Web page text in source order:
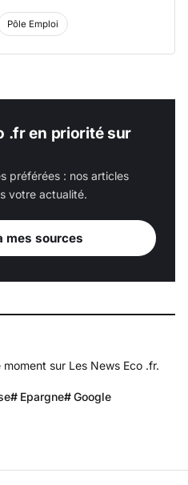
Pôle Emploi
.fr en priorité sur
préférées : nos articles
votre actualité.
mes sources
sur Les News Eco .fr.
Epargne Google